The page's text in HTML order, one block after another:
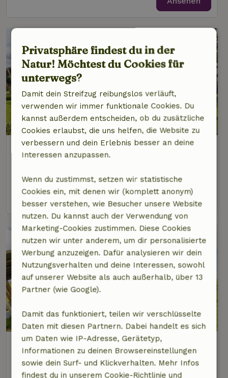
Naturhäuschen in Gaastmeer
2 km Abstand vom Zentrum von Sandfirden
9/10
4 Personen2 Schlafzimmer
Ansehen
Naturhäuschen in Gaastmeer
2 km Abstand vom Zentrum von Sandfirden
9,3/10
5 Personen2 Schlafzimmer
Privatsphäre findest du in der
Natur! Möchtest du Cookies für
unterwegs?
Damit dein Streifzug reibungslos verläuft,
verwenden wir immer funktionale Cookies. Du
kannst außerdem entscheiden, ob du zusätzliche
Cookies erlaubst, die uns helfen, die Website zu
verbessern und dein Erlebnis besser an deine
Interessen anzupassen.
Wenn du zustimmst, setzen wir statistische
Cookies ein, mit denen wir (komplett anonym)
besser verstehen, wie Besucher unsere Website
nutzen. Du kannst auch der Verwendung von
Marketing-Cookies zustimmen. Diese Cookies
nutzen wir unter anderem, um dir personalisierte
Werbung anzuzeigen. Dafür analysieren wir dein
Nutzungsverhalten und deine Interessen, sowohl
auf unserer Website als auch außerhalb, über 13
Partner (wie Google).
Damit das funktioniert, teilen wir verschlüsselte
Daten mit diesen Partnern. Dabei handelt es sich
um Daten wie IP-Adresse, Gerätetyp,
Informationen zu deinen Browsereinstellungen
sowie dein Surf- und Klickverhalten. Mehr Infos
findest du in unserem Cookie-Richtlinie und